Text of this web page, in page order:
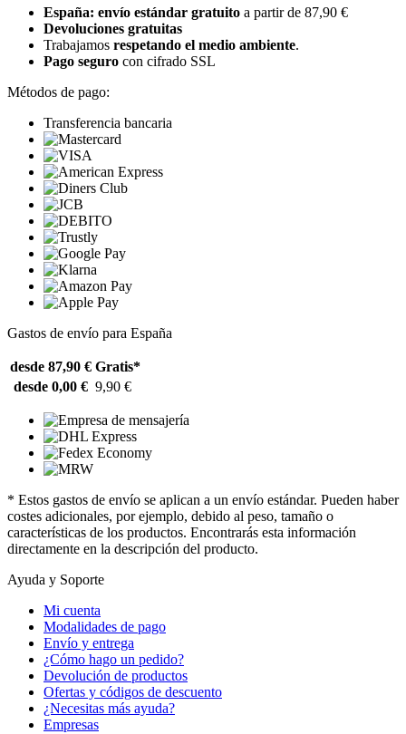
España: envío estándar gratuito a partir de 87,90 €
Devoluciones gratuitas
Trabajamos respetando el medio ambiente.
Pago seguro con cifrado SSL
Métodos de pago:
Transferencia bancaria
Gastos de envío para España
desde 87,90 € Gratis*
desde 0,00 € 9,90 €
* Estos gastos de envío se aplican a un envío estándar. Pueden haber
costes adicionales, por ejemplo, debido al peso, tamaño o
características de los productos. Encontrarás esta información
directamente en la descripción del producto.
Ayuda y Soporte
Mi cuenta
Modalidades de pago
Envío y entrega
¿Cómo hago un pedido?
Devolución de productos
Ofertas y códigos de descuento
¿Necesitas más ayuda?
Empresas